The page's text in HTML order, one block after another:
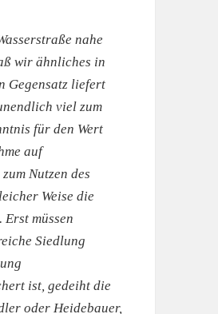
nahe
wir ähnliches in
Gegensatz liefert
viel zum
für den Wert
auf
Nutzen des
Weise die
müssen
Siedlung
ist, gedeiht die
oder Heidebauer,